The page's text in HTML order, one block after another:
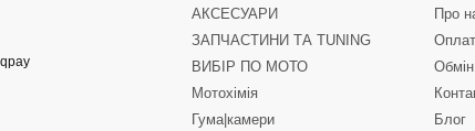
АКСЕСУАРИ
ЗАПЧАСТИНИ ТА ТUNING
ВИБІР ПО МОТО
Мотохімія
Гума|камери
Про
Блог